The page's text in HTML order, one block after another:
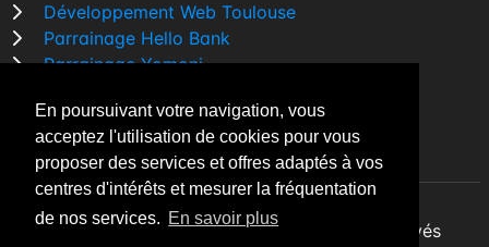
En poursuivant votre navigation, vous
acceptez l'utilisation de cookies pour vous
proposer des services et offres adaptés à vos
centres d'intérêts et mesurer la fréquentation
de nos services. En savoir plus
Développement Web Toulouse
Parrainage Hello Bank
Parrainage Yomoni
Comparatif banque
By Night v5.7.3| © 2026 - Tous droits réservés